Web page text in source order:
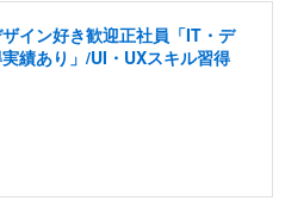
イン好き歓迎正社員「IT・デ
績あり」/UI・UXスキル習得